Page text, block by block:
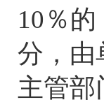
10％
分，由
主管部